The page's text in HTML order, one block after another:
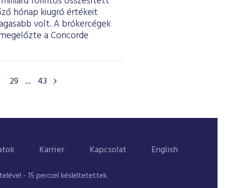
hónap kiugró értékeit
volt. A brókercégek
a Concorde
29 ... 43
Karrier Kapcsolat English
- 15 perccel késleltetettek.